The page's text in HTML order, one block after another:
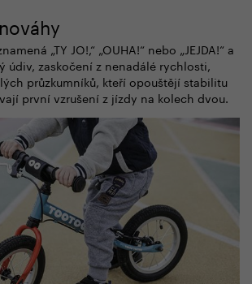
„TY JO!,“ „OUHA!“ nebo „JEJDA!“ a
údiv, zaskočení z nenadálé rychlosti,
průzkumníků, kteří opouštějí stabilitu
první vzrušení z jízdy na kolech dvou.